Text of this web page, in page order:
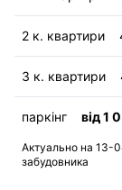
2 к. квартири
3 к. квартири
паркінг від 1
Актуально на 13-
забудовника